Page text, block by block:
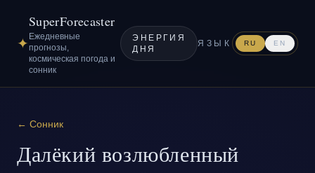
✦
SuperForecaster
Ежедневные
прогнозы,
космическая погода и
сонник
ЭНЕРГИЯ
ДНЯ
ЯЗЫК RU EN
← Сонник
Далёкий возлюбленный